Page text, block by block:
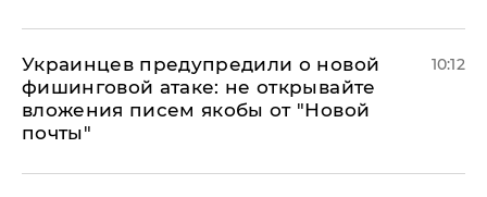
Украинцев предупредили о новой
фишинговой атаке: не открывайте
вложения писем якобы от "Новой
почты"
10:12